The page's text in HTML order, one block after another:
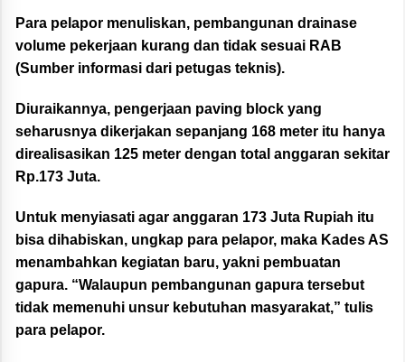
Para pelapor menuliskan, pembangunan drainase
volume pekerjaan kurang dan tidak sesuai RAB
(Sumber informasi dari petugas teknis).
Diuraikannya, pengerjaan paving block yang
seharusnya dikerjakan sepanjang 168 meter itu hanya
direalisasikan 125 meter dengan total anggaran sekitar
Rp.173 Juta.
Untuk menyiasati agar anggaran 173 Juta Rupiah itu
bisa dihabiskan, ungkap para pelapor, maka Kades AS
menambahkan kegiatan baru, yakni pembuatan
gapura. “Walaupun pembangunan gapura tersebut
tidak memenuhi unsur kebutuhan masyarakat,” tulis
para pelapor.